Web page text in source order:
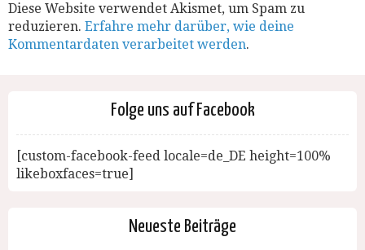
Diese Website verwendet Akismet, um Spam zu
reduzieren. Erfahre mehr darüber, wie deine
Kommentardaten verarbeitet werden.
Folge uns auf Facebook
[custom-facebook-feed locale=de_DE height=100%
likeboxfaces=true]
Neueste Beiträge